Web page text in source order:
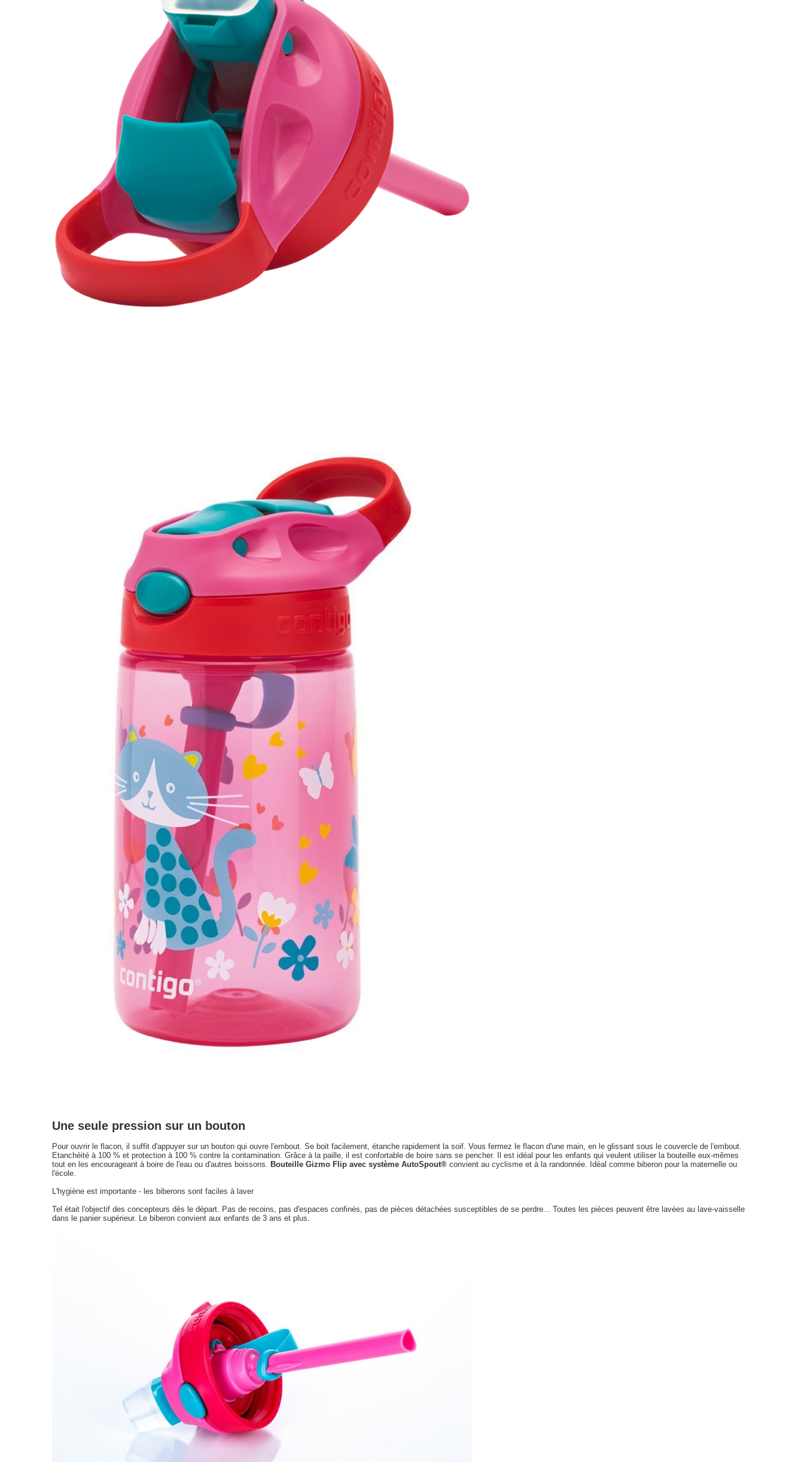
Une seule pression sur un bouton
Pour ouvrir le flacon, il suffit d'appuyer sur un bouton qui ouvre l'embout. Se boit facilement, étanche rapidement la soif. Vous fermez le flacon d'une main, en le glissant sous le couvercle de l'embout.
Etanchéité à 100 % et protection à 100 % contre la contamination. Grâce à la paille, il est confortable de boire sans se pencher. Il est idéal pour les enfants qui veulent utiliser la bouteille eux-mêmes
tout en les encourageant à boire de l'eau ou d'autres boissons.
Bouteille Gizmo Flip avec système AutoSpout® convient au cyclisme et à la randonnée. Idéal comme biberon pour la maternelle ou
l'école.
L'hygiène est importante - les biberons sont faciles à laver
Tel était l'objectif des concepteurs dès le départ. Pas de recoins, pas d'espaces confinés, pas de pièces détachées susceptibles de se perdre... Toutes les pièces peuvent être lavées au lave-vaisselle
dans le panier supérieur. Le biberon convient aux enfants de 3 ans et plus.